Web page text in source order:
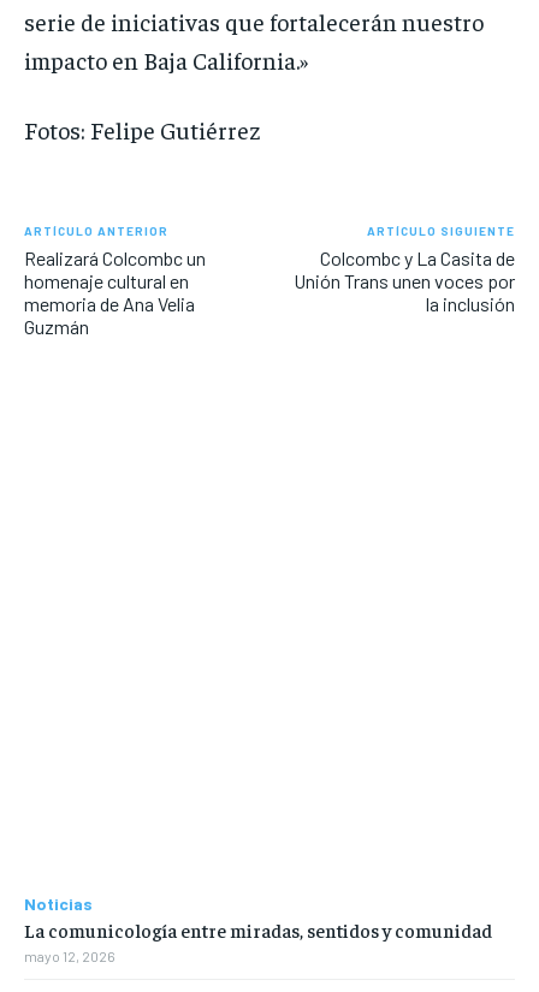
serie de iniciativas que fortalecerán nuestro
impacto en Baja California.»
Fotos: Felipe Gutiérrez
ARTÍCULO ANTERIOR
Realizará Colcombc un
homenaje cultural en
memoria de Ana Velia
Guzmán
ARTÍCULO SIGUIENTE
Colcombc y La Casita de
Unión Trans unen voces por
la inclusión
Noticias
La comunicología entre miradas, sentidos y comunidad
mayo 12, 2026